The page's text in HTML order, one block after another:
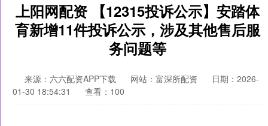
上阳网配资 【12315投诉公示】安踏体
育新增11件投诉公示，涉及其他售后服
务问题等
来源：六六配资APP下载 网站：富深所配资
日期：2026-
01-30 18:54:31
查看：100